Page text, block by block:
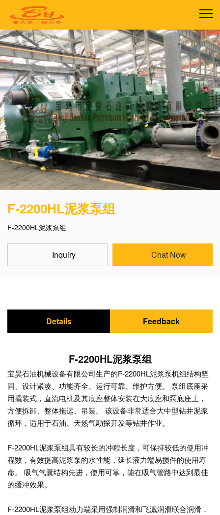
F-2200HL泥浆泵组
F-2200HL泥浆泵组
Inquiry Chat Now
Details Feedback
F-2200HL泥浆泵组
宝昊石油机械设备有限公司生产的F-2200HL泥浆泵机组结构坚
固、设计紧凑、功能齐全、运行可靠、维护方便。 泵组底座采
用撬装式，直流电机及其底座整体安装在大底座和泵底座上，
方便拆卸、整体拖运、吊装。 该设备非常适合大中型钻井泥浆
循环，适用于石油、天然气勘探开发等钻井作业。
F-2200HL泥浆泵组具有较长的冲程长度，可保持较低的使用冲
程数，有效提高泥浆泵的水性能，延长液力端易损件的使用寿
命。 吸气气囊结构先进，使用可靠，能在吸气管路中达到最佳
的缓冲效果。
F-2200HL泥浆泵组动力端采用强制润滑和飞溅润滑联合润滑，